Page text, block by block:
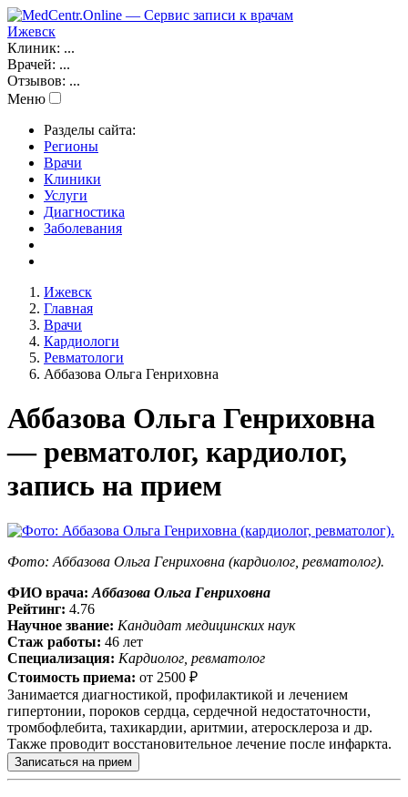
Ижевск
Клиник: ...
Врачей: ...
Отзывов: ...
Меню
Разделы сайта:
Регионы
Врачи
Клиники
Услуги
Диагностика
Заболевания
Ижевск
Главная
Врачи
Кардиологи
Ревматологи
Аббазова Ольга Генриховна
Аббазова Ольга Генриховна
— ревматолог, кардиолог,
запись на прием
Фото: Аббазова Ольга Генриховна (кардиолог, ревматолог).
ФИО врача: Аббазова Ольга Генриховна
Рейтинг: 4.76
Научное звание: Кандидат медицинских наук
Стаж работы: 46 лет
Специализация: Кардиолог, ревматолог
Стоимость приема: от 2500 ₽
Занимается диагностикой, профилактикой и лечением
гипертонии, пороков сердца, сердечной недостаточности,
тромбофлебита, тахикардии, аритмии, атеросклероза и др.
Также проводит восстановительное лечение после инфаркта.
Записаться на прием